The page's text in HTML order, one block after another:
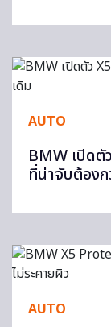
AUTO
BMW เปิด
ที่น่าจับต้องก
AUTO